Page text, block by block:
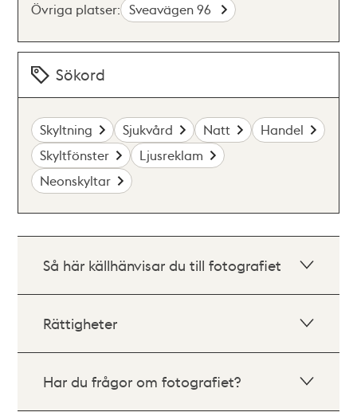
Övriga platser: Sveavägen 96
Sökord
Skyltning Sjukvård Natt
Handel
Skyltfönster
Ljusreklam
Neonskyltar
Så här källhänvisar du till fotografiet
Rättigheter
Har du frågor om fotografiet?